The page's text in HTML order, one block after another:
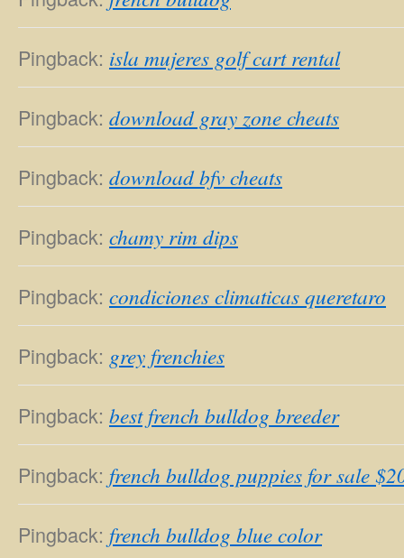
Pingback: isla mujeres golf cart rental
Pingback: download gray zone cheats
Pingback: download bfv cheats
Pingback: chamy rim dips
Pingback: condiciones climaticas queretaro
Pingback: grey frenchies
Pingback: best french bulldog breeder
Pingback: french bulldog puppies for sale
Pingback: french bulldog blue color